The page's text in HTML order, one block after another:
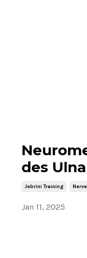
des
Jebrini Training
Jan 11, 2025